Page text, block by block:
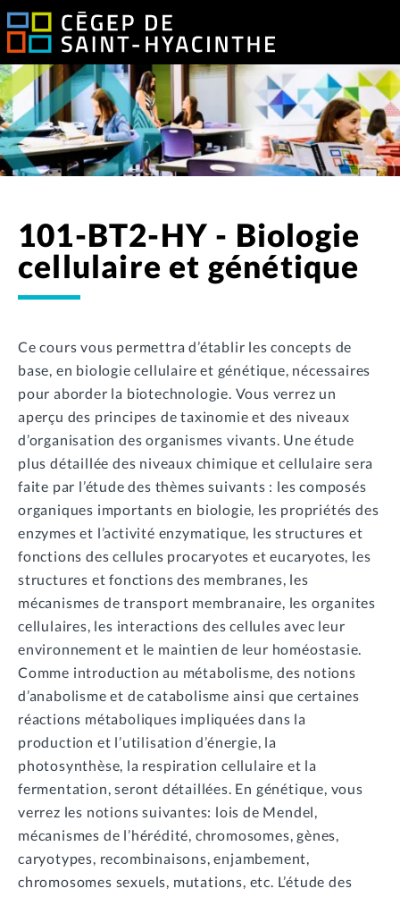
101-BT2-HY - Biologie
cellulaire et génétique
Ce cours vous permettra d’établir les concepts de
base, en biologie cellulaire et génétique, nécessaires
pour aborder la biotechnologie. Vous verrez un
aperçu des principes de taxinomie et des niveaux
d’organisation des organismes vivants. Une étude
plus détaillée des niveaux chimique et cellulaire sera
faite par l’étude des thèmes suivants : les composés
organiques importants en biologie, les propriétés des
enzymes et l’activité enzymatique, les structures et
fonctions des cellules procaryotes et eucaryotes, les
structures et fonctions des membranes, les
mécanismes de transport membranaire, les organites
cellulaires, les interactions des cellules avec leur
environnement et le maintien de leur homéostasie.
Comme introduction au métabolisme, des notions
d’anabolisme et de catabolisme ainsi que certaines
réactions métaboliques impliquées dans la
production et l’utilisation d’énergie, la
photosynthèse, la respiration cellulaire et la
fermentation, seront détaillées. En génétique, vous
verrez les notions suivantes: lois de Mendel,
mécanismes de l’hérédité, chromosomes, gènes,
caryotypes, recombinaisons, enjambement,
chromosomes sexuels, mutations, etc. L’étude des